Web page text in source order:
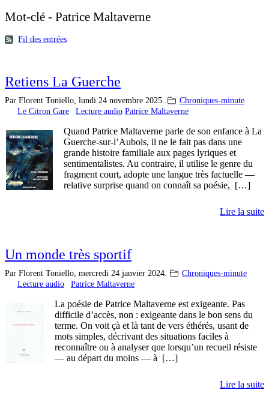
Mot-clé - Patrice Maltaverne
Fil des entrées
Retiens La Guerche
Par Florent Toniello, lundi 24 novembre 2025.
Chroniques-minute
Le Citron Gare
Lecture audio Patrice Maltaverne
Quand Patrice Maltaverne parle de son enfance à La
Guerche-sur-l’Aubois, il ne le fait pas dans une
grande histoire familiale aux pages lyriques et
sentimentalistes. Au contraire, il utilise le genre du
fragment court, adopte une langue très factuelle —
relative surprise quand on connaît sa poésie, […]
Lire la suite
Un monde très sportif
Par Florent Toniello, mercredi 24 janvier 2024.
Chroniques-minute
Lecture audio
Patrice Maltaverne
La poésie de Patrice Maltaverne est exigeante. Pas
difficile d’accès, non : exigeante dans le bon sens du
terme. On voit çà et là tant de vers éthérés, usant de
mots simples, décrivant des situations faciles à
reconnaître ou à analyser que lorsqu’un recueil résiste
— au départ du moins — à […]
Lire la suite